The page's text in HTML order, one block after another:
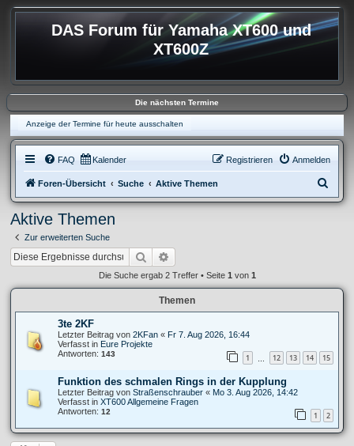
DAS Forum für Yamaha XT600 und
XT600Z
Die nächsten Termine
Anzeige der Termine für heute ausschalten
FAQ Kalender Anmelden
Registrieren
Foren-Übersicht Suche Aktive Themen
u
Aktive Themen
Zur erweiterten Suche
Suche
Die Suche ergab 2 Treffer • Seite 1 von 1
Themen
3te 2KF
Letzter Beitrag von 2KFan « Fr 7. Aug 2026, 16:44
Verfasst in Eure Projekte
Antworten: 143 1 12 13 14 15
Funktion des schmalen Rings in der Kupplung
Letzter Beitrag von Straßenschrauber « Mo 3. Aug 2026, 14:42
Verfasst in XT600 Allgemeine Fragen
Antworten: 12 1 2